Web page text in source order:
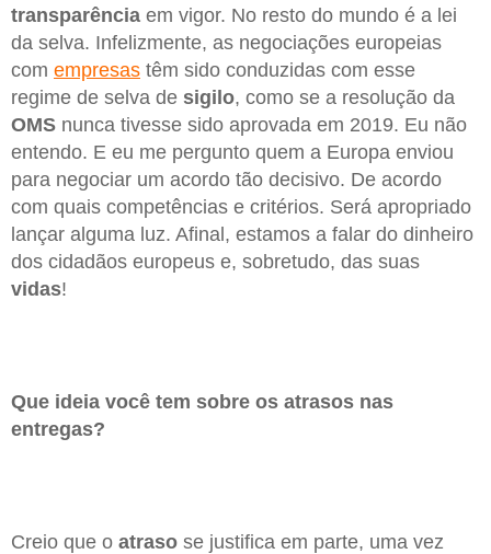
transparência em vigor. No resto do mundo é a lei
da selva. Infelizmente, as negociações europeias
com empresas têm sido conduzidas com esse
regime de selva de sigilo, como se a resolução da
OMS nunca tivesse sido aprovada em 2019. Eu não
entendo. E eu me pergunto quem a Europa enviou
para negociar um acordo tão decisivo. De acordo
com quais competências e critérios. Será apropriado
lançar alguma luz. Afinal, estamos a falar do dinheiro
dos cidadãos europeus e, sobretudo, das suas
vidas!
Que ideia você tem sobre os atrasos nas
entregas?
Creio que o atraso se justifica em parte, uma vez